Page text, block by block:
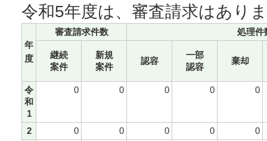
令和5年度は、審査請求はあり
年
度
審査請求件数 処理件
継続
案件
新規
案件
認容
一部
認容
棄却
令
和
1
0 0 0 0 0
2 0 0 0 0
0